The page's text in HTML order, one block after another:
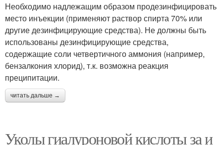
Необходимо надлежащим образом продезинфицировать
место инъекции (применяют раствор спирта 70% или
другие дезинфицирующие средства). Не должны быть
использованы дезинфицирующие средства,
содержащие соли четвертичного аммония (например,
бензалкония хлорид), т.к. возможна реакция
преципитации.
читать дальше →
Уколы гиалуроновой кислоты за и